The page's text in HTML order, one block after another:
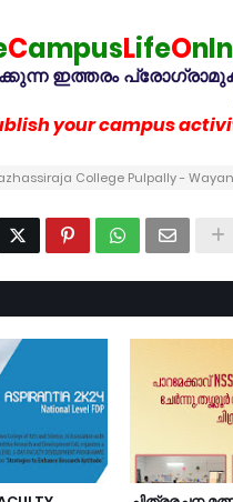
CampusLifeO
ഇത്തരം
your campus
College Pulpally -